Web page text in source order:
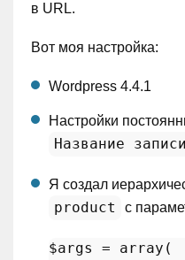
в URL.
Вот моя настройка:
Wordpress 4.4.1
Настройки
Название записи
Я создал
product с
$args = array (